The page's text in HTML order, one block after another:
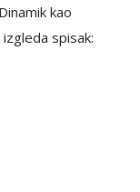
kao
spisak: